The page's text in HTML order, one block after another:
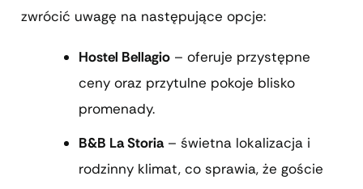
zwrócić uwagę na następujące opcje:
Hostel Bellagio – oferuje przystępne
ceny oraz przytulne pokoje blisko
promenady.
B&B La Storia– świetna lokalizacja i
rodzinny klimat, co sprawia, że goście